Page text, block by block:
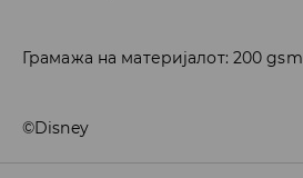
Грамажа на материјалот: 200 gsm
©Disney